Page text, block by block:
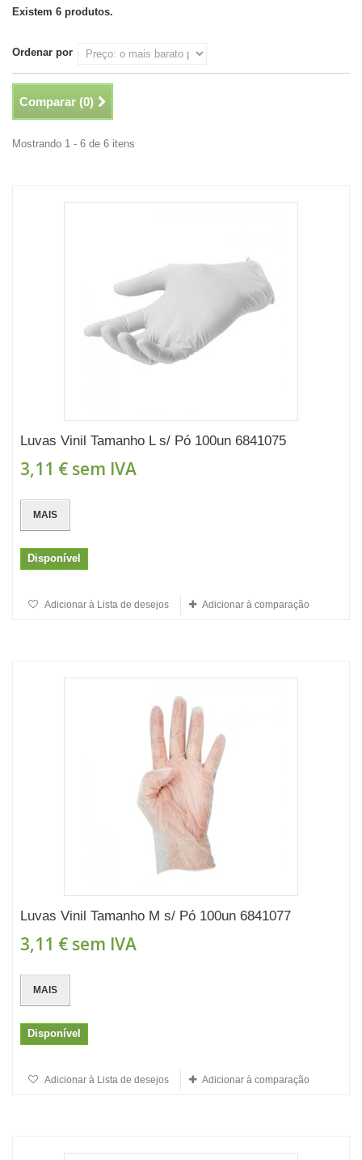
Existem 6 produtos.
Ordenar por
Comparar (0)
Mostrando 1 - 6 de 6 itens
Luvas Vinil Tamanho L s/ Pó 100un 6841075
3,11 € sem IVA
MAIS
Disponível
Adicionar à Lista de desejos Adicionar à comparação
Luvas Vinil Tamanho M s/ Pó 100un 6841077
3,11 € sem IVA
MAIS
Disponível
Adicionar à Lista de desejos Adicionar à comparação